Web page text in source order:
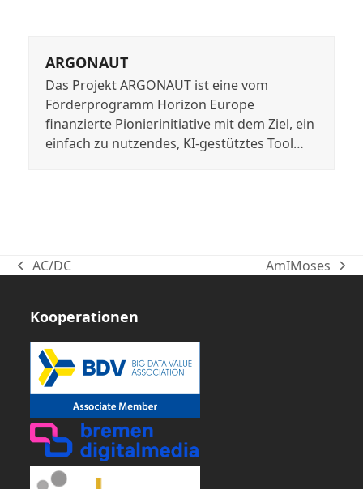
ARGONAUT
Das Projekt ARGONAUT ist eine vom
Förderprogramm Horizon Europe
finanzierte Pionierinitiative mit dem Ziel, ein
einfach zu nutzendes, KI-gestütztes Tool…
vorheriger
AC/DC
Nächster
AmIMoses
Kooperationen